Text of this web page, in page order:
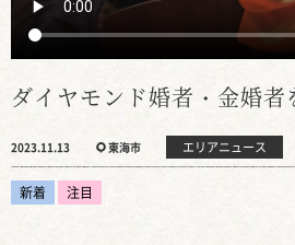
ダイヤモンド婚者・金婚者
2023.11.13 東海市 エリアニュース
新着 注目